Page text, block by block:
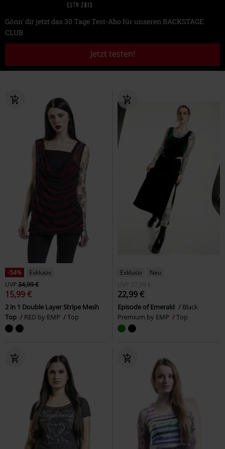
Gönn' dir jetzt das 30 Tage Test-Abo für unseren BACKSTAGE
CLUB
Jetzt testen!
-54%
Exklusiv
UVP34,99 €
15,99 €
2 in 1 Double Layer Stripe Mesh
Top
RED by EMP Top
Exklusiv
Neu
UVP
27,99 €
22,99 €
Episode of Emerald
Black
Premium by EMP
Top